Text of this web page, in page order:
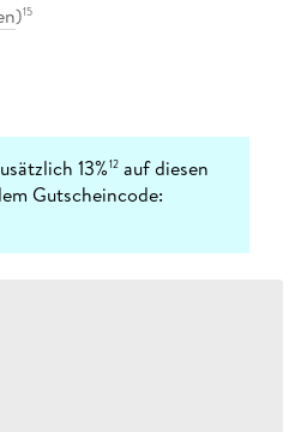
)15
13%12 auf diesen
Gutscheincode: